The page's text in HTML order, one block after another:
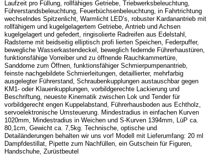
Laufzeit pro Füllung, rollfähiges Getriebe, Triebwerksbeleuchtung,
Führerstandsbeleuchtung, Feuerbüchsenbeleuchtung, in Fahrtrichtung
wechselndes Spitzenlicht, Warmlicht LED’s, robuster Kardanantrieb mit
rollfähigem und kugelgelagertem Getriebe, Antrieb und Achsen
kugelgelagert und gefedert, ringisolierte Radreifen aus Edelstahl,
Radsterne mit beidseitig elliptisch profi lierten Speichen, Federpuffer,
bewegliche Wasserkastendeckel, beweglich federnde Führerhaustüren,
funktionsfähige Vorreiber und zu öffnende Rauchkammertüre,
Sanddome zum Öffnen, funktionsfähiger Schmierpumpenantrieb,
feinste nachgebildete Schmierleitungen, detaillierter, mehrfarbig
ausgelegter Führerstand, Schraubenkupplungen austauschbar gegen
KM1- oder Klauenkupplungen, vorbildgerechte Lackierung und
Beschriftung, neueste Kinematik zwischen Lok und Tender für
vorbildgerecht engen Kuppelabstand, Führerhausboden aus Echtholz,
servoelektronische Umsteuerung. Mindestradius in einfachen Kurven
1020mm, Mindestradius in Weichen und S-Kurven 1394mm, LüP ca.
80,1cm, Gewicht ca. 7,5kg. Technische, optische und
Detailänderungen behalten wir uns vor! Modell mit Lieferumfang: 20 ml
Dampfdestillat, Pipette zum Nachfüllen, ein Gutschein für Figuren,
Handschuhe, Zurüstbeutel